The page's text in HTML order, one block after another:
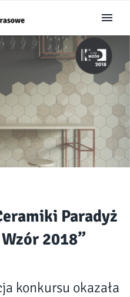
Paradyż
2018”
konkursu okazała